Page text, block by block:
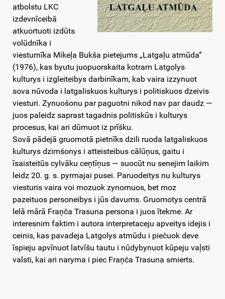
atbolstu LKC
izdevnīceibā
atkuortuoti izdūts
volūdnīka i
viesturnīka Mikeļa Bukša pietejums „Latgaļu atmūda”
(1976), kas byutu juopuorskaita kotram Latgolys
kulturys i izgleiteibys darbinīkam, kab vaira izzynuot
sova nūvoda i latgaliskuos kulturys i politiskuos dzeivis
viesturi. Zynuošonu par paguotni nikod nav par daudz —
juos paleidz saprast tagadnis politiskūs i kulturys
procesus, kai ari dūmuot iz prīšku.
Sovā pādejā gruomotā pietnīks dzili ruoda latgaliskuos
kulturys dzimšonys i atteisteibus cālūņus, gaitu i
īsaisteitūs cylvāku ceņtīņus — suocūt nu senejim laikim
leidz 20. g. s. pyrmajai pusei. Paruodeitys nu kulturys
viesturis vaira voi mozuok zynomuos, bet moz
pazeituos personeibys i jūs davums. Gruomotys centrā
lelā mārā Fraņča Trasuna persona i juos ītekme. Ar
interesnim faktim i autora interpretaceju apveitys idejis i
ceinis, kas pavadeja Latgolys atmūdu i piečuok deve
īspieju apvīnuot latvīšu tautu i nūdybynuot kūpeju vaļsti
valsti, kai ari naryma i piec Fraņča Trasuna smierts.